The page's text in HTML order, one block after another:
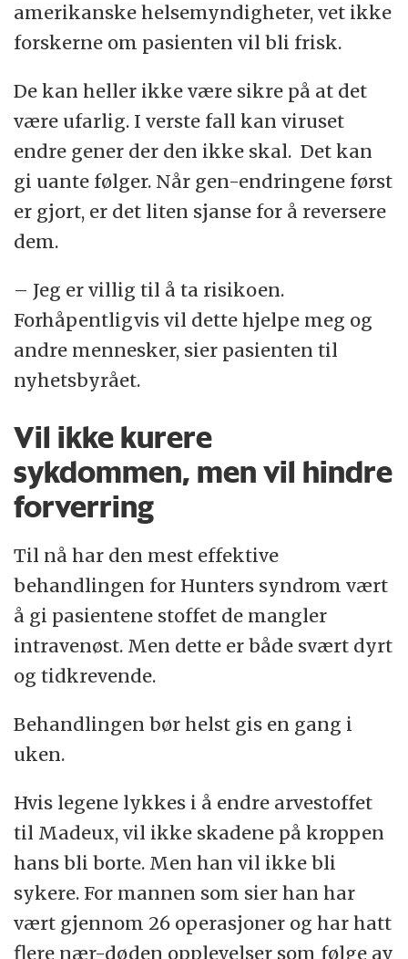
amerikanske helsemyndigheter, vet ikke
forskerne om pasienten vil bli frisk.
De kan heller ikke være sikre på at det
være ufarlig. I verste fall kan viruset
endre gener der den ikke skal. Det kan
gi uante følger. Når gen-endringene først
er gjort, er det liten sjanse for å reversere
dem.
– Jeg er villig til å ta risikoen.
Forhåpentligvis vil dette hjelpe meg og
andre mennesker, sier pasienten til
nyhetsbyrået.
Vil ikke kurere
sykdommen, men vil hindre
forverring
Til nå har den mest effektive
behandlingen for Hunters syndrom vært
å gi pasientene stoffet de mangler
intravenøst. Men dette er både svært dyrt
og tidkrevende.
Behandlingen bør helst gis en gang i
uken.
Hvis legene lykkes i å endre arvestoffet
til Madeux, vil ikke skadene på kroppen
hans bli borte. Men han vil ikke bli
sykere. For mannen som sier han har
vært gjennom 26 operasjoner og har hatt
flere nær-døden opplevelser som følge av